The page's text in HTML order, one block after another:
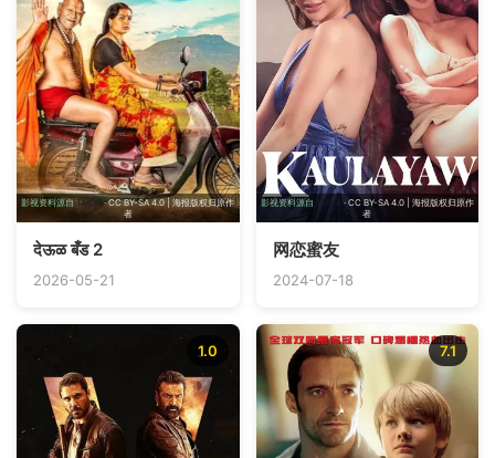
影视资料源自 TMDB
· CC BY-SA 4.0 | 海报版权归原作
者
देऊळ बँड 2
2026-05-21
影视资料源自
· CC BY-SA 4.0 | 海报版权归原作
者
网恋蜜友
2024-07-18
1.0 7.1